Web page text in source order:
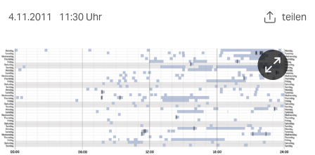
kultur
sport
berlin
nord
wahrheit
4.11.2011 11:30 Uhr teilen